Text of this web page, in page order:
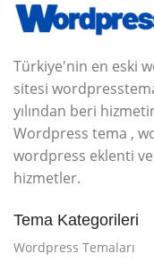
Türkiye'nin en eski
sitesi
yılından beri
Wordpress tema ,
wordpress eklenti
hizmetler.
Tema Kategorileri
Wordpress Temaları